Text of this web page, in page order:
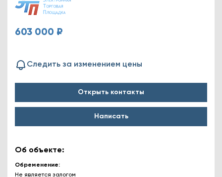
603 000 ₽
Следить за изменением цены
Открыть контакты
Написать
Об объекте:
Обременение
Не является залогом